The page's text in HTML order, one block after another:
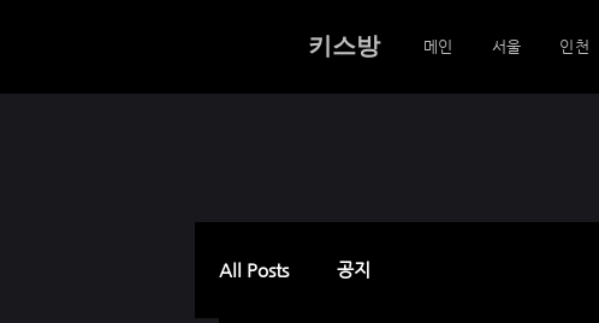
키스방 메인 서울 인천
All Posts 공지